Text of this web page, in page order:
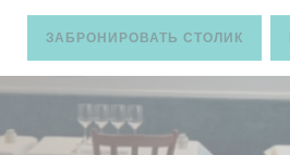
ЗАБРОНИРОВАТЬ СТОЛИК